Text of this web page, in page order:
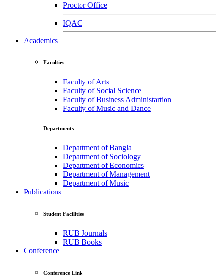
Proctor Office
IQAC
Academics
Faculties
Faculty of Arts
Faculty of Social Science
Faculty of Business Administartion
Faculty of Music and Dance
Departments
Department of Bangla
Department of Sociology
Department of Economics
Department of Management
Department of Music
Publications
Student Facilities
RUB Journals
RUB Books
Conference
Conference Link